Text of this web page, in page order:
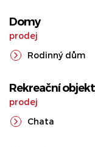
Domy
prodej
Rodinný dům
Rekreační
prodej
Chata